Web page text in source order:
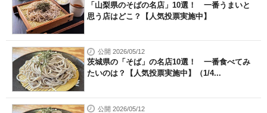
「山梨県のそばの名店」10選！ 一番うまいと
思う店はどこ？【人気投票実施中】
公開 2026/05/12
茨城県の「そば」の名店10選！ 一番食べてみ
たいのは？【人気投票実施中】（1/4...
公開 2026/05/12